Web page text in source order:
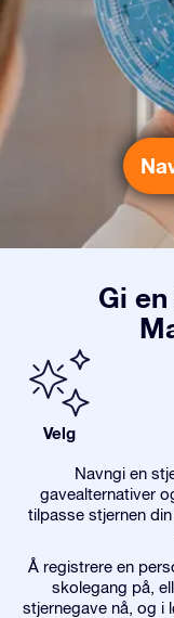
Gi
Velg
Navngi en
gavealternativer
tilpasse stjernen
Å registrere en
skolegang på,
stjernegave nå, og i